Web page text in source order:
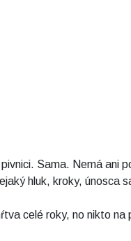
Sama. Nemá ani
hluk, kroky, únosca
celé roky, no nikto